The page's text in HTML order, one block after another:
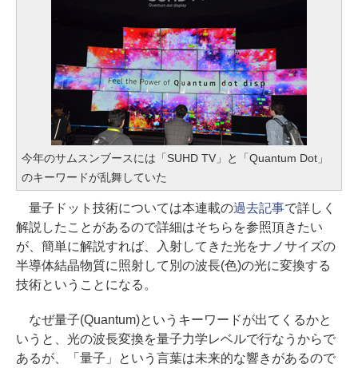
今年のサムスンブースには「SUHD TV」と「Quantum Dot」
のキーワードが乱舞していた
量子ドット技術については本連載の過去記事で詳しく
解説したことがあるので詳細はそちらを参照頂きたい
が、簡単に解説すれば、入射してきた光をナノサイズの
半導体結晶物質に照射して別の波長(色)の光に変換する
技術ということになる。
なぜ量子(Quantum)というキーワードが出てくるかと
いうと、光の波長変換を量子力学レベルで行なうからで
あるが、「量子」という言葉は未来的な響きがあるので